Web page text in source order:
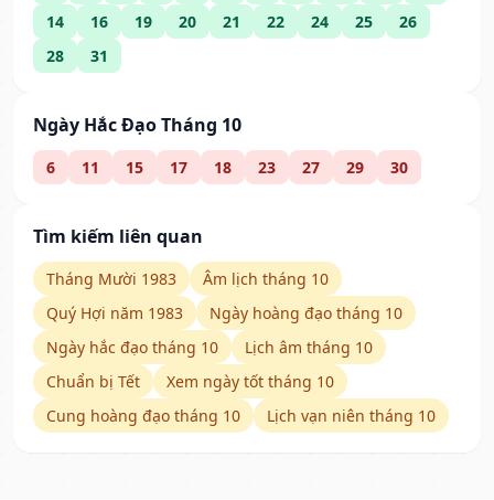
14
16 19 20 21 22 24 25
26
28
31
Ngày Hắc Đạo Tháng 10
6 11 15 17 18 23 27 29 30
Tìm kiếm liên quan
Tháng Mười 1983
Âm lịch tháng 10
Quý Hợi năm 1983
Ngày hoàng đạo tháng 10
Ngày hắc đạo tháng 10
Lịch âm tháng 10
Chuẩn bị Tết
Xem ngày tốt tháng 10
Cung hoàng đạo tháng 10
Lịch vạn niên tháng 10